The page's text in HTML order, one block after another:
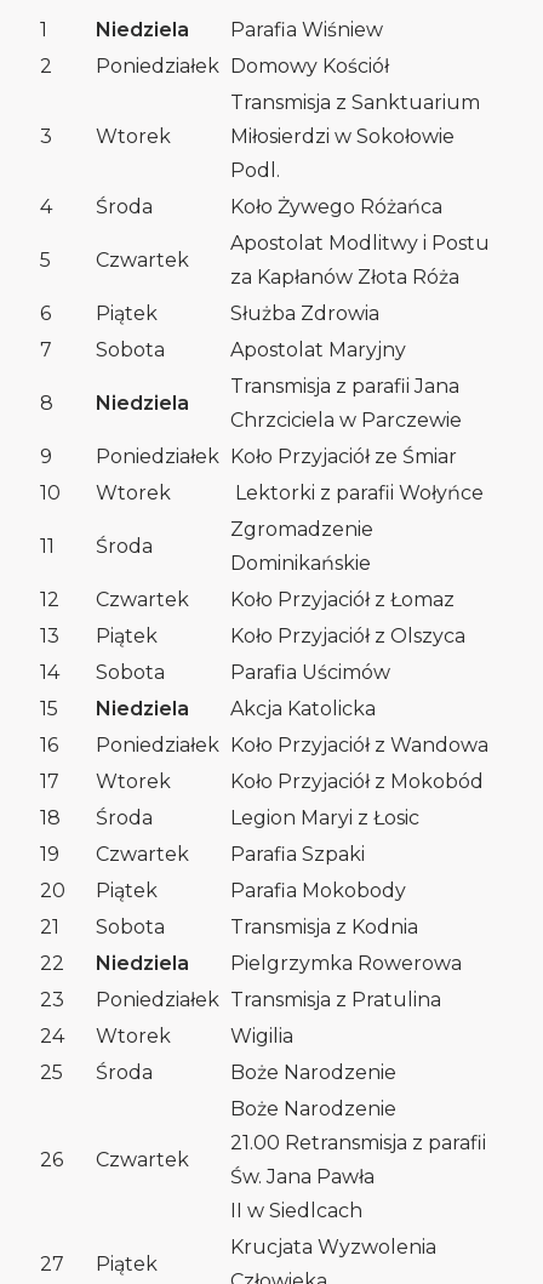
1 Niedziela
Parafia Wiśniew
2
Poniedziałek Domowy Kościół
3 Wtorek
Transmisja z Sanktuarium
Miłosierdzi w Sokołowie
Podl.
4
Środa Koło Żywego Różańca
5 Czwartek
Apostolat Modlitwy i Postu
za Kapłanów Złota Róża
6
Piątek
Służba Zdrowia
7
Sobota Apostolat Maryjny
8 Niedziela
Transmisja z parafii Jana
Chrzciciela w Parczewie
9
Poniedziałek Koło Przyjaciół ze Śmiar
10
Wtorek Lektorki z parafii Wołyńce
11 Środa
Zgromadzenie
Dominikańskie
12
Czwartek
Koło Przyjaciół z Łomaz
13
Piątek
Koło Przyjaciół z Olszyca
14
Sobota
Parafia Uścimów
15
Niedziela
Akcja Katolicka
16
Poniedziałek Koło Przyjaciół z Wandowa
17
Wtorek
Koło Przyjaciół z Mokobód
18
Środa
Legion Maryi z Łosic
19
Czwartek
Parafia Szpaki
20
Piątek
Parafia Mokobody
21
Sobota
Transmisja z Kodnia
22
Niedziela
Pielgrzymka Rowerowa
23
Poniedziałek Transmisja z Pratulina
24
Wtorek
Wigilia
25
Środa Boże Narodzenie
26 Czwartek
Boże Narodzenie
21.00 Retransmisja z parafii
Św. Jana Pawła
II w Siedlcach
27 Piątek
Krucjata Wyzwolenia